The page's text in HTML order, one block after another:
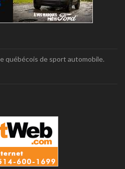
québécois de sport automobile.